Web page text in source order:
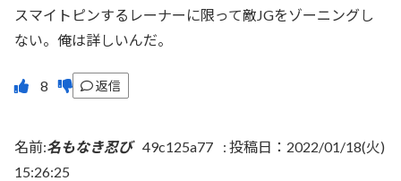
スマイトピンするレーナーに限って敵JGをゾーニングし
ない。俺は詳しいんだ。
返信
名前:名もなき忍び 49c125a77 : 投稿日：2022/01/18(火)
15:26:25